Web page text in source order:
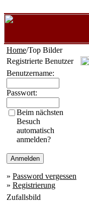
Home/Top Bilder
Registrierte Benutzer
Benutzername:
Passwort:
Beim nächsten
Besuch
automatisch
anmelden?
» Password vergessen
» Registrierung
Zufallsbild